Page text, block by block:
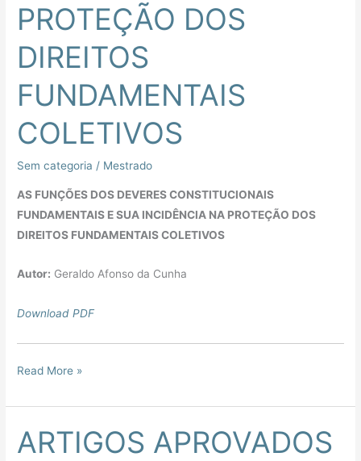
PROTEÇÃO DOS
DIREITOS
FUNDAMENTAIS
COLETIVOS
Sem categoria / Mestrado
AS FUNÇÕES DOS DEVERES CONSTITUCIONAIS
FUNDAMENTAIS E SUA INCIDÊNCIA NA PROTEÇÃO DOS
DIREITOS FUNDAMENTAIS COLETIVOS
Autor: Geraldo Afonso da Cunha
Download PDF
PROTEÇÃO
DIREITOS
FUNDAMENTAIS
COLETIVOS
Read More »
ARTIGOS APROVADOS
ARTIGOS
APROVADOS